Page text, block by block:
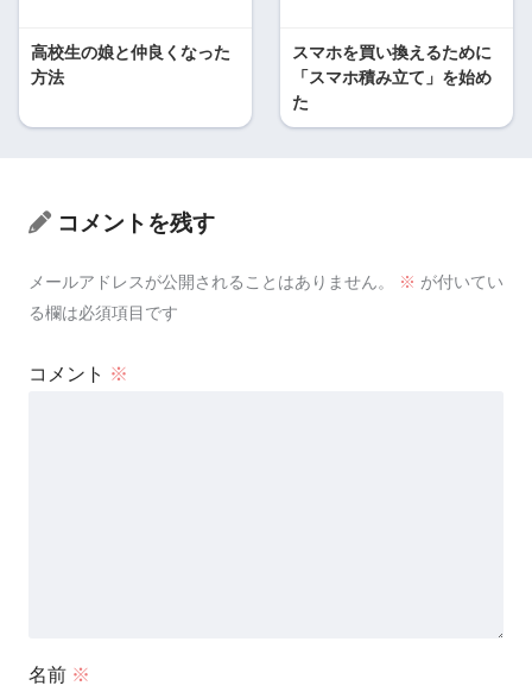
高校生の娘と仲良くなった
方法
スマホを買い換えるために
「スマホ積み立て」を始め
た
コメントを残す
メールアドレスが公開されることはありません。 ※ が付いてい
る欄は必須項目です
コメント ※
名前 ※